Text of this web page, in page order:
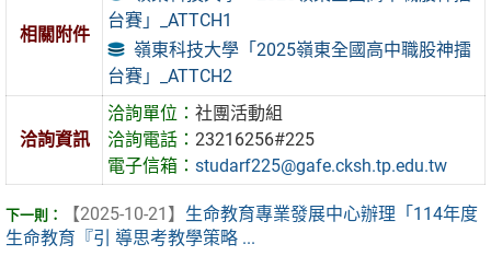
相關附件
台賽」_ATTCH1
嶺東科技大學「2025嶺東全國高中職股神擂
台賽」_ATTCH2
洽詢資訊
洽詢單位：社團活動組
洽詢電話：23216256#225
電子信箱：studarf225@gafe.cksh.tp.edu.tw
【2025-10-21】 生命教育專業發展中心辦理「114年度
生命教育『引 導思考教學策略 ...